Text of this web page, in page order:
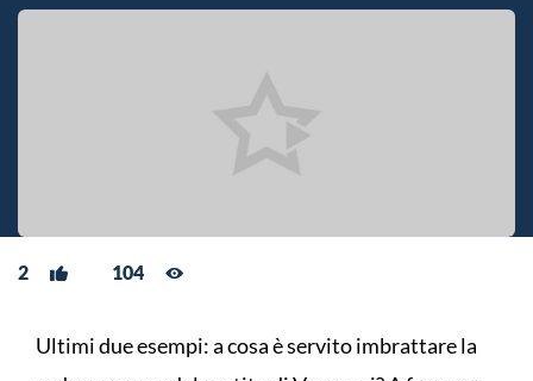
2 104
Ultimi due esempi: a cosa è servito imbrattare la